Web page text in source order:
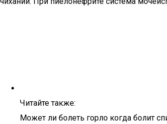
Читайте также:
Может ли болеть горло когда болит